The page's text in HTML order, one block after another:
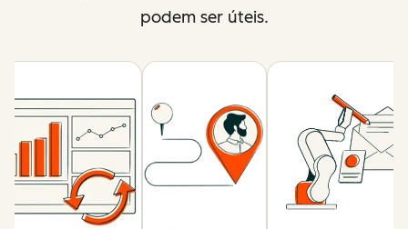
podem ser úteis.